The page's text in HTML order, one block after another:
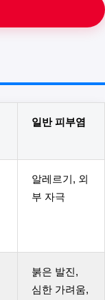
일반 피부염
알레르기, 외
부 자극
붉은 발진,
심한 가려움,